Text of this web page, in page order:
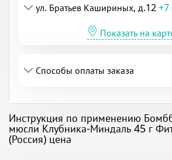
ул. Братьев Кашириных, д.12+7
Показать на
Способы оплаты заказа
Инструкция по применению
мюсли Клубника-Миндаль 45 г
(Россия) цена